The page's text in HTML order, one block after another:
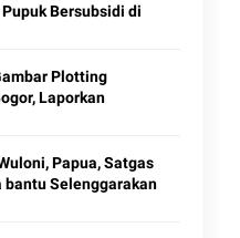
Bersubsidi di
Plotting
Laporkan
Papua, Satgas
Selenggarakan